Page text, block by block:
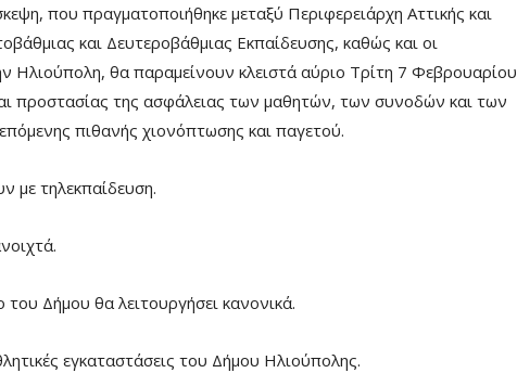
που πραγματοποιήθηκε μεταξύ Περιφερειάρχη Αττικής και
και Δευτεροβάθμιας Εκπαίδευσης, καθώς και οι
Ηλιούπολη, θα παραμείνουν κλειστά αύριο Τρίτη 7 Φεβρουαρίου
προστασίας της ασφάλειας των μαθητών, των συνοδών και των
πιθανής χιονόπτωσης και παγετού.
με τηλεκπαίδευση.
Δήμου θα λειτουργήσει κανονικά.
εγκαταστάσεις του Δήμου Ηλιούπολης.